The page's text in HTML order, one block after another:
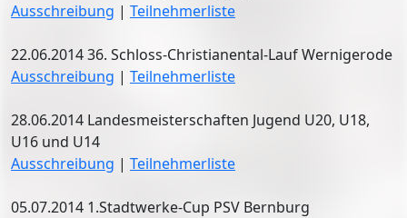
Ausschreibung | Teilnehmerliste
22.06.2014 36. Schloss-Christianental-Lauf Wernigerode
Ausschreibung | Teilnehmerliste
28.06.2014 Landesmeisterschaften Jugend U20, U18,
U16 und U14
Ausschreibung | Teilnehmerliste
05.07.2014 1.Stadtwerke-Cup PSV Bernburg